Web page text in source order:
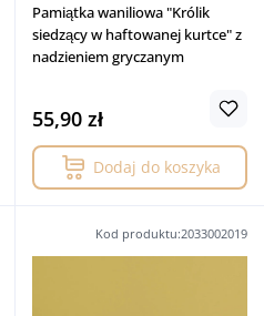
Pamiątka waniliowa "Królik
siedzący w haftowanej kurtce" z
nadzieniem gryczanym
55,90 zł
Dodaj do koszyka
Kod produktu:2033002019